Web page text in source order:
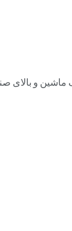
و بالای